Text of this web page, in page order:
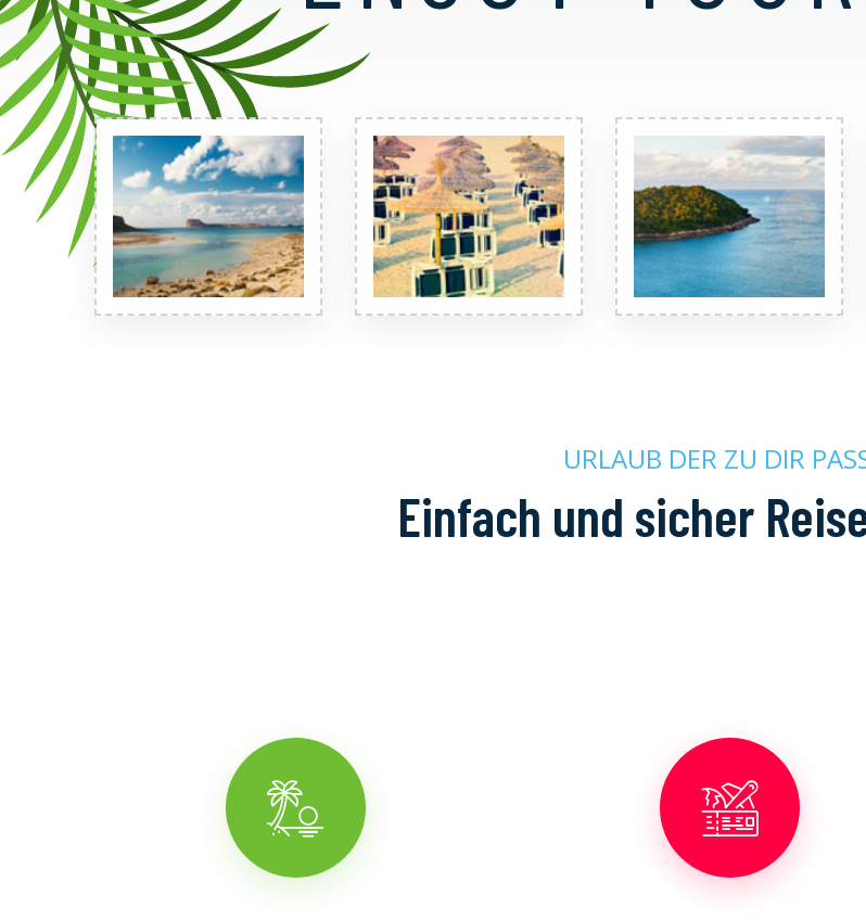
URLAUB DER ZU DIR
Einfach und sicher